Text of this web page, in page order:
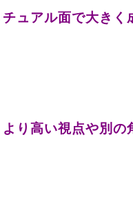
ュアル面で大き
り高い視点や別の